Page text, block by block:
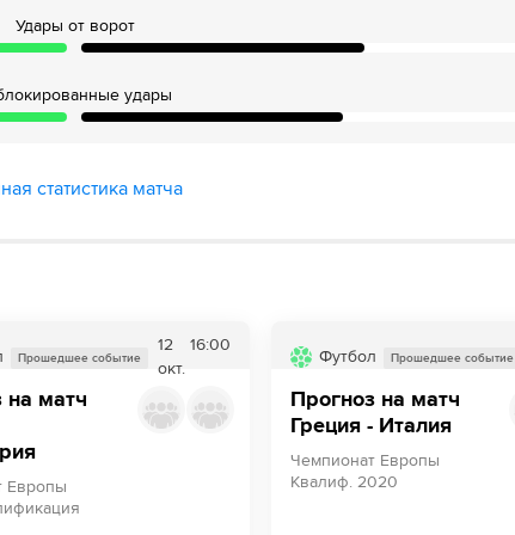
соперника.
с поля и его заменяет Лазарос Рота
заменяет Filippo Mane
заменяет Сейду Фини
Удары от ворот
удары
статистика матча
Прошедшее событие
12
окт.
16:00
на матч
Европы
Футбол Прошедшее событие
Прогноз на матч
Греция - Италия
Чемпионат Европы
Квалиф. 2020